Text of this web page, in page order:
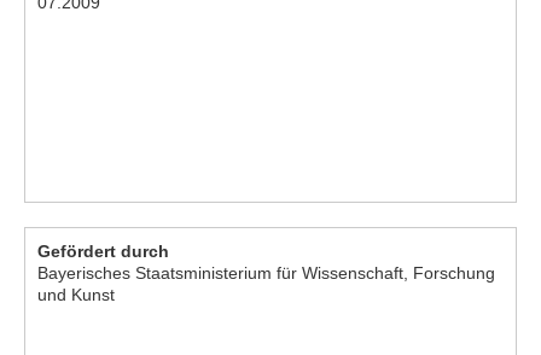
Gefördert durch
Bayerisches Staatsministerium für Wissenschaft, Forschung
und Kunst